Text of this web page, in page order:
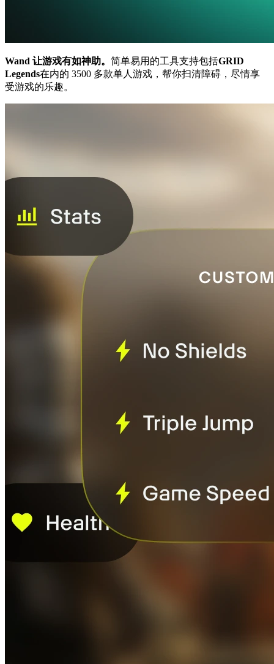
Wand 让游戏有如神助。 简单易用的工具支持包括GRID
Legends在内的 3500 多款单人游戏，帮你扫清障碍，尽情享
受游戏的乐趣。